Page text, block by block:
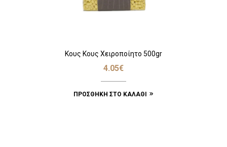
Κους Κους Χειροποίητο 500gr
4.05€
ΠΡΟΣΘΉΚΗ ΣΤΟ ΚΑΛΆΘΙ